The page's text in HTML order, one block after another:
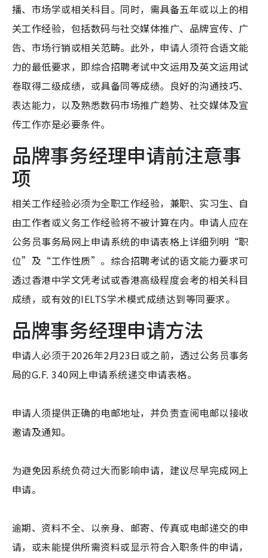
播、市场学或相关科目。同时，需具备五年或以上的相
关工作经验，包括数码与社交媒体推广、品牌宣传、广
告、市场行销或相关范畴。此外，申请人须符合语文能
力的最低要求，即综合招聘考试中文运用及英文运用试
卷取得二级成绩，或具备同等成绩。良好的沟通技巧、
表达能力，以及熟悉数码市场推广趋势、社交媒体及宣
传工作亦是必要条件。
品牌事务经理申请前注意事
项
相关工作经验必须为全职工作经验，兼职、实习生、自
由工作者或义务工作经验将不被计算在内。申请人应在
公务员事务局网上申请系统的申请表格上详细列明“职
位”及“工作性质”。综合招聘考试的语文能力要求可
透过香港中学文凭考试或香港高级程度会考的相关科目
成绩，或有效的IELTS学术模式成绩达到等同要求。
品牌事务经理申请方法
申请人必须于2026年2月23日或之前，透过公务员事务
局的G.F. 340网上申请系统递交申请表格。
申请人须提供正确的电邮地址，并负责查阅电邮以接收
邀请及通知。
为避免因系统负荷过大而影响申请，建议尽早完成网上
申请。
逾期、资料不全、以亲身、邮寄、传真或电邮递交的申
请，或未能提供所需资料或显示符合入职条件的申请，